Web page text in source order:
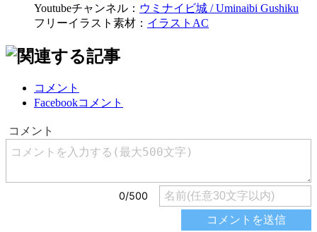
Youtubeチャンネル： ウミナイビ城 / Uminaibi Gushiku
フリーイラスト素材： イラストAC
コメント
Facebookコメント